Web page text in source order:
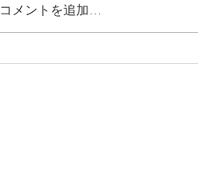
コメントを追加…